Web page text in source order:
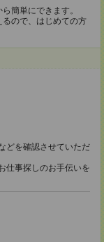
簡単にできます。
ので、はじめての方
どを確認させていただ
仕事探しのお手伝いを